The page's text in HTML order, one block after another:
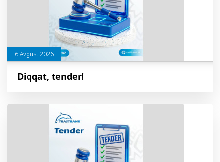
6 Avgust 2026
Diqqat, tender!